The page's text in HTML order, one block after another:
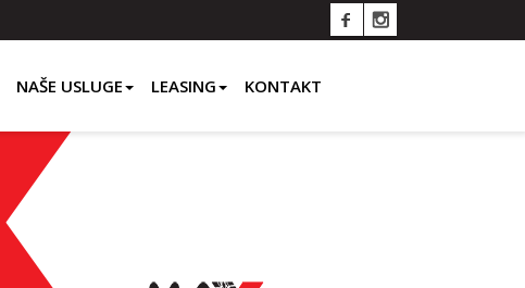
NAŠE USLUGE LEASING KONTAKT